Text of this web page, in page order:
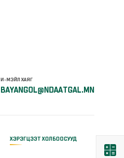
И-МЭЙЛ ХАЯГ
BAYANGOL@NDAATGAL.MN
ХЭРЭГЦЭЭТ ХОЛБООСУУД